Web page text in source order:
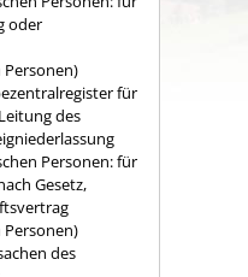
oder
für
des
Personen: für
Gesetz,
des